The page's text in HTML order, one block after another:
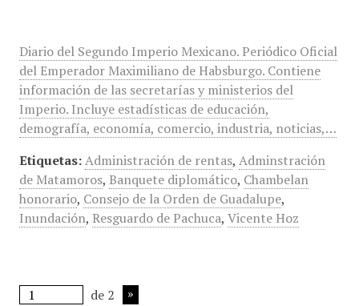
Diario del Segundo Imperio Mexicano. Periódico Oficial
del Emperador Maximiliano de Habsburgo. Contiene
información de las secretarías y ministerios del
Imperio. Incluye estadísticas de educación,
demografía, economía, comercio, industria, noticias,…
Etiquetas: Administración de rentas, Adminstración
de Matamoros, Banquete diplomático, Chambelan
honorario, Consejo de la Orden de Guadalupe,
Inundación, Resguardo de Pachuca, Vicente Hoz
de 2